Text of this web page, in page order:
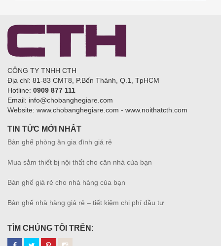
CÔNG TY TNHH CTH
Địa chỉ: 81-83 CMT8, P.Bến Thành, Q.1, TpHCM
Hotline: 0909 877 111
Email: info@chobanghegiare.com
Website: www.chobanghegiare.com - www.noithatcth.com
TIN TỨC MỚI NHẤT
Bàn ghế phòng ăn gia đình giá rẻ
Mua sắm thiết bị nội thất cho căn nhà của bạn
Bàn ghế giá rẻ cho nhà hàng của bạn
Bàn ghế nhà hàng giá rẻ – tiết kiệm chi phí đầu tư
TÌM CHÚNG TÔI TRÊN: